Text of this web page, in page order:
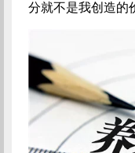
分就不是我创造的